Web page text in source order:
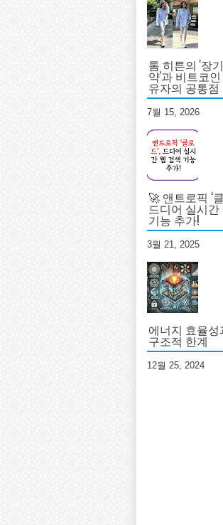
톰 히튼의 '장
약'과 비트코
유자의 공통점
7월 15, 2026
🚀 앤트로픽 ‘
드디어 실시간
기능 추가!
3월 21, 2025
에너지 효율성
구조적 한계
12월 25, 2024